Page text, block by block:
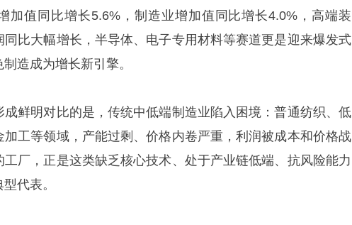
加值同比增长5.6%，制造业增加值同比增长4.0%，高端装
比大幅增长，半导体、电子专用材料等赛道更是迎来爆发式
造成为增长新引擎。
鲜明对比的是，传统中低端制造业陷入困境：普通纺织、低
工等领域，产能过剩、价格内卷严重，利润被成本和价格战
厂，正是这类缺乏核心技术、处于产业链低端、抗风险能力
代表。